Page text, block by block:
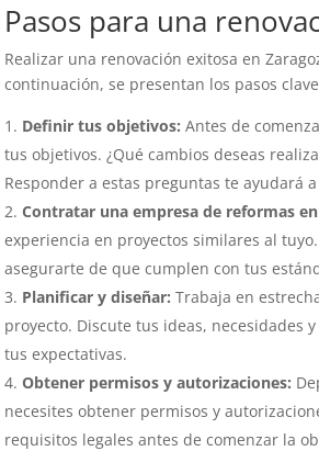
Pasos para una
Realizar una renovación exitosa en
continuación, se presentan los pasos
Definir tus objetivos: Antes de
tus objetivos. ¿Qué cambios deseas
Responder a estas preguntas te ayudará
Contratar una empresa de reformas en
experiencia en proyectos similares al
asegurarte de que cumplen con tus
Planificar y diseñar: Trabaja en
proyecto. Discute tus ideas, necesidades
tus expectativas.
Obtener permisos y autorizaciones:
necesites obtener permisos y
requisitos legales antes de comenzar la